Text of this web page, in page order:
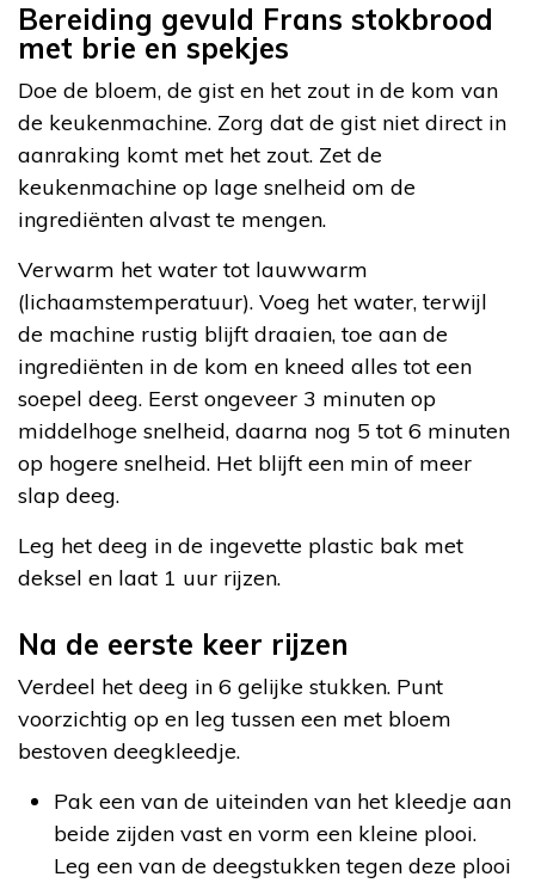
Bereiding gevuld Frans stokbrood
met brie en spekjes
Doe de bloem, de gist en het zout in de kom van
de keukenmachine. Zorg dat de gist niet direct in
aanraking komt met het zout. Zet de
keukenmachine op lage snelheid om de
ingrediënten alvast te mengen.
Verwarm het water tot lauwwarm
(lichaamstemperatuur). Voeg het water, terwijl
de machine rustig blijft draaien, toe aan de
ingrediënten in de kom en kneed alles tot een
soepel deeg. Eerst ongeveer 3 minuten op
middelhoge snelheid, daarna nog 5 tot 6 minuten
op hogere snelheid. Het blijft een min of meer
slap deeg.
Leg het deeg in de ingevette plastic bak met
deksel en laat 1 uur rijzen.
Na de eerste keer rijzen
Verdeel het deeg in 6 gelijke stukken. Punt
voorzichtig op en leg tussen een met bloem
bestoven deegkleedje.
Pak een van de uiteinden van het kleedje aan
beide zijden vast en vorm een kleine plooi.
Leg een van de deegstukken tegen deze plooi